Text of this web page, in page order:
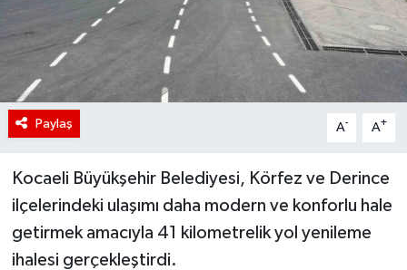
Paylaş A- A+
Kocaeli Büyükşehir Belediyesi, Körfez ve Derince
ilçelerindeki ulaşımı daha modern ve konforlu hale
getirmek amacıyla 41 kilometrelik yol yenileme
ihalesi gerçekleştirdi.